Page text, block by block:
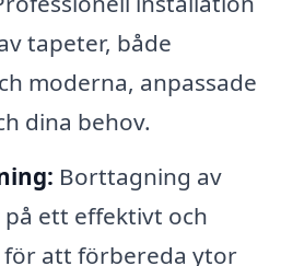
tapeter, både
moderna, anpassade
dina behov.
Borttagning av
ett effektivt och
för att förbereda ytor